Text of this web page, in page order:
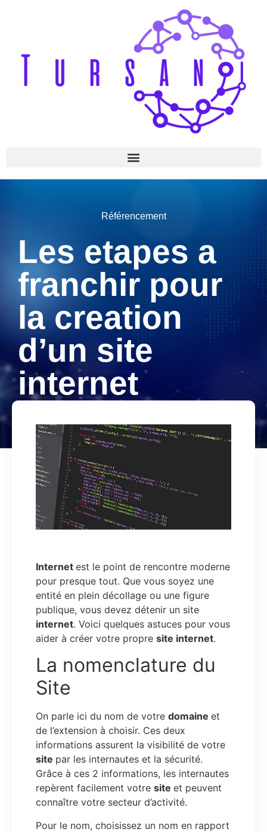
Référencement
Les etapes a
franchir pour
la creation
d’un site
internet
Internet est le point de rencontre moderne
pour presque tout. Que vous soyez une
entité en plein décollage ou une figure
publique, vous devez détenir un site
internet. Voici quelques astuces pour vous
aider à créer votre propre site internet.
La nomenclature du
Site
On parle ici du nom de votre domaine et
de l’extension à choisir. Ces deux
informations assurent la visibilité de votre
site par les internautes et la sécurité.
Grâce à ces 2 informations, les internautes
repèrent facilement votre site et peuvent
connaître votre secteur d’activité.
Pour le nom, choisissez un nom en rapport